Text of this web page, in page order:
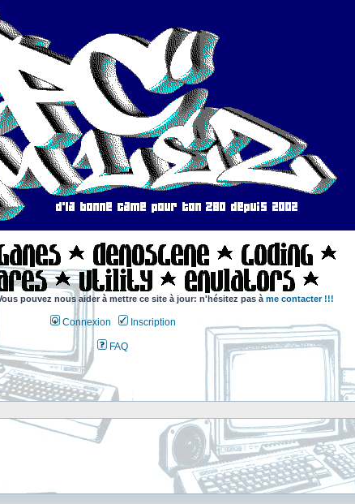
pouvez nous aider à mettre ce site à jour: n'hésitez pas à me contacter !!!
Connexion Inscription
FAQ